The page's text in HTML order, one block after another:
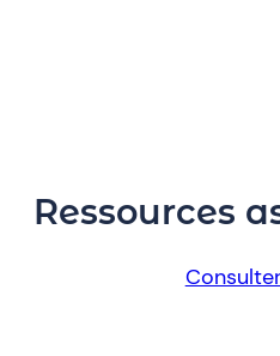
Ressources